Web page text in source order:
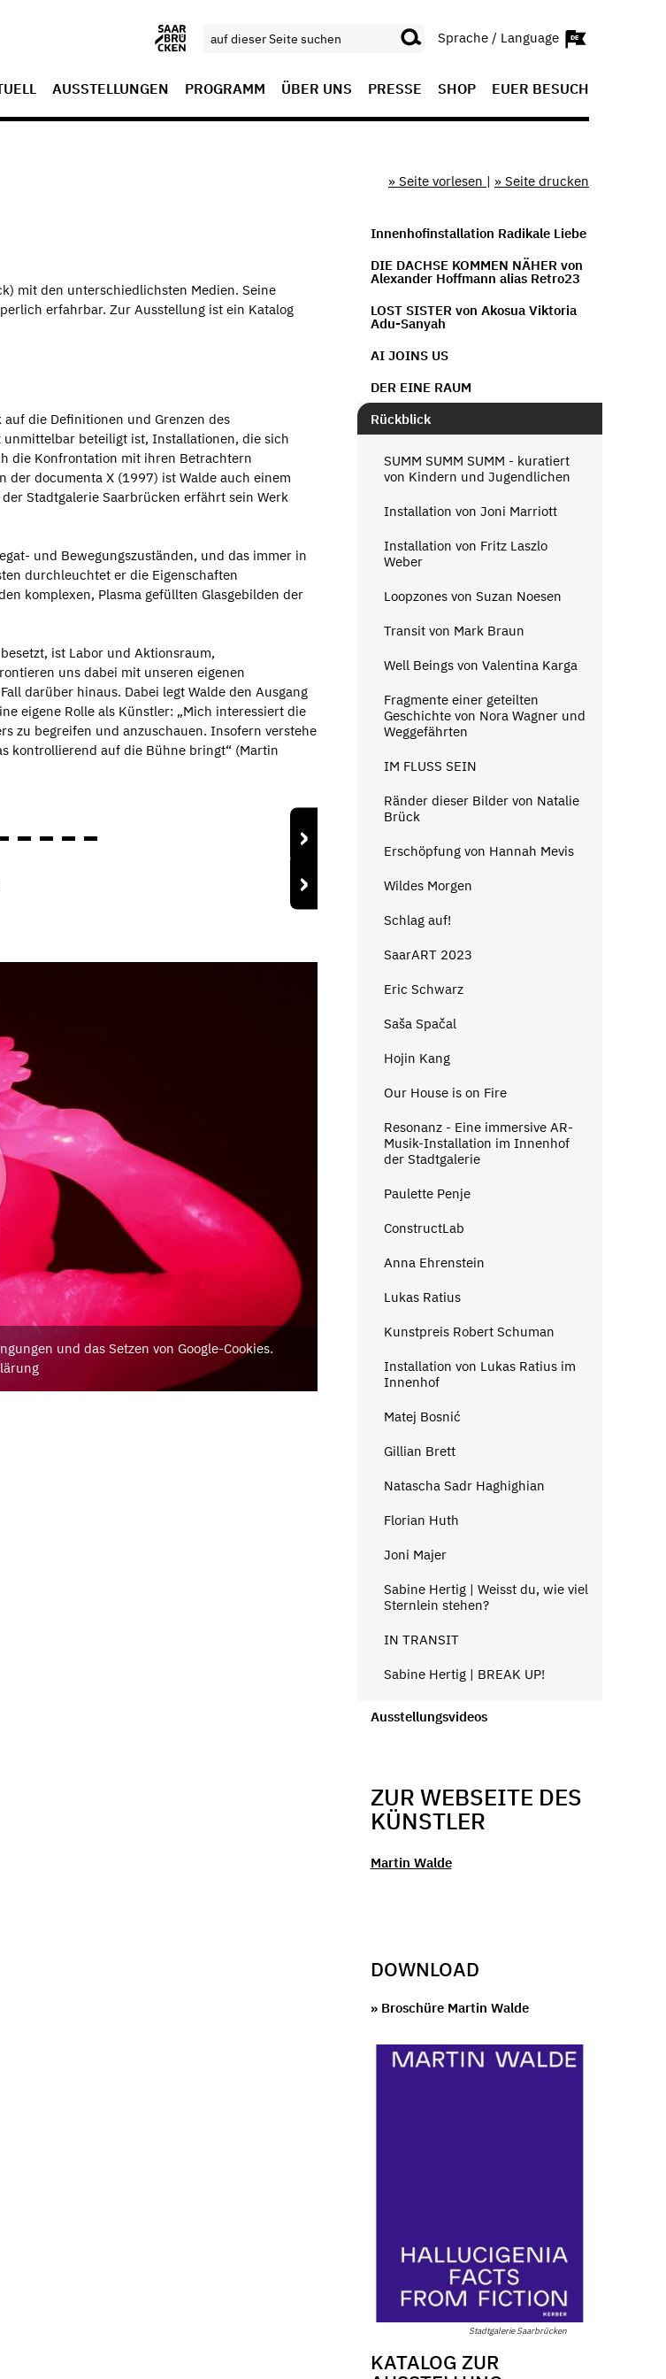
Sprache / Language
AUSSTELLUNGEN PROGRAMM ÜBER UNS PRESSE SHOP EUER BESUCH
» Seite vorlesen | » Seite drucken
mit den unterschiedlichsten Medien. Seine
erfahrbar. Zur Ausstellung ist ein Katalog
die Definitionen und Grenzen des
beteiligt ist, Installationen, die sich
die Konfrontation mit ihren Betrachtern
der documenta X (1997) ist Walde auch einem
Stadtgalerie Saarbrücken erfährt sein Werk
und Bewegungszuständen, und das immer in
durchleuchtet er die Eigenschaften
komplexen, Plasma gefüllten Glasgebilden der
ist Labor und Aktionsraum,
uns dabei mit unseren eigenen
darüber hinaus. Dabei legt Walde den Ausgang
eigene Rolle als Künstler: „Mich interessiert die
zu begreifen und anzuschauen. Insofern verstehe
kontrollierend auf die Bühne bringt“ (Martin
›
›
und das Setzen von Google-Cookies.
Innenhofinstallation Radikale Liebe
DIE DACHSE KOMMEN NÄHER von
Alexander Hoffmann alias Retro23
LOST SISTER von Akosua Viktoria
Adu-Sanyah
AI JOINS US
DER EINE RAUM
Rückblick
SUMM SUMM SUMM - kuratiert
von Kindern und Jugendlichen
Installation von Joni Marriott
Installation von Fritz Laszlo
Weber
Loopzones von Suzan Noesen
Transit von Mark Braun
Well Beings von Valentina Karga
Fragmente einer geteilten
Geschichte von Nora Wagner und
Weggefährten
IM FLUSS SEIN
Ränder dieser Bilder von Natalie
Brück
Erschöpfung von Hannah Mevis
Wildes Morgen
Schlag auf!
SaarART 2023
Eric Schwarz
Saša Spačal
Hojin Kang
Our House is on Fire
Resonanz - Eine immersive AR-
Musik-Installation im Innenhof
der Stadtgalerie
Paulette Penje
ConstructLab
Anna Ehrenstein
Lukas Ratius
Kunstpreis Robert Schuman
Installation von Lukas Ratius im
Innenhof
Matej Bosnić
Gillian Brett
Natascha Sadr Haghighian
Florian Huth
Joni Majer
Sabine Hertig | Weisst du, wie viel
Sternlein stehen?
IN TRANSIT
Sabine Hertig | BREAK UP!
Ausstellungsvideos
ZUR WEBSEITE DES
KÜNSTLER
Martin Walde
DOWNLOAD
» Broschüre Martin Walde
Stadtgalerie Saarbrücken
KATALOG ZUR